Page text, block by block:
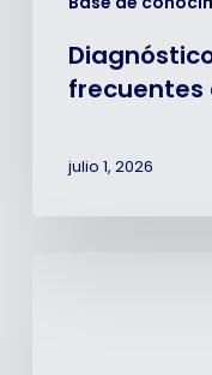
frecuentes
julio 1, 2026